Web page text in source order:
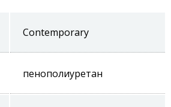
Contemporary
пенополиуретан